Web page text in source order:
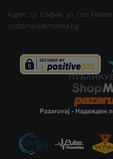
Адрес: гр. София, ул. Гео
customers@monna.bg